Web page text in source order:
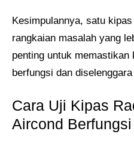
Kesimpulannya, satu
rangkaian masalah yang
penting untuk
berfungsi dan
Cara Uji Kipas
Aircond